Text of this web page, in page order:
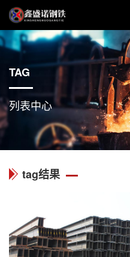
TAG
列表中心
tag结果